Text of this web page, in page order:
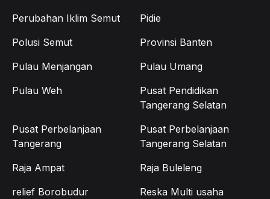
Perubahan Iklim Semut
Pidie
Polusi Semut
Provinsi Banten
Pulau Menjangan
Pulau Umang
Pulau Weh
Pusat Pendidikan
Tangerang Selatan
Pusat Perbelanjaan
Tangerang
Pusat Perbelanjaan
Tangerang Selatan
Raja Ampat
Raja Buleleng
relief Borobudur
Reska Multi usaha